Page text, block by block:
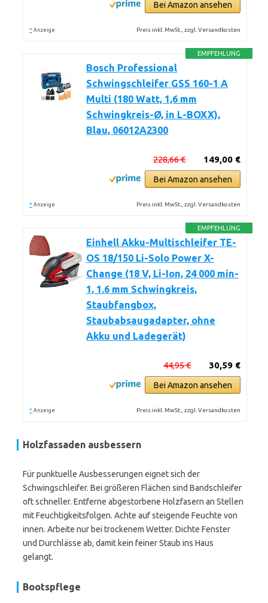
Bei Amazon ansehen
* Anzeige Preis inkl. MwSt., zzgl. Versandkosten
EMPFEHLUNG
Bosch Professional
Schwingschleifer GSS 160-1 A
Multi (180 Watt, 1,6 mm
Schwingkreis-Ø, in L-BOXX),
Blau, 06012A2300
149,00 €
228,66 €
Bei Amazon ansehen
* Anzeige Preis inkl. MwSt., zzgl. Versandkosten
EMPFEHLUNG
Einhell Akku-Multischleifer TE-
OS 18/150 Li-Solo Power X-
Change (18 V, Li-Ion, 24 000 min-
1, 1.6 mm Schwingkreis,
Staubfangbox,
Staubabsaugadapter, ohne
Akku und Ladegerät)
30,59 €
44,95 €
Bei Amazon ansehen
* Anzeige Preis inkl. MwSt., zzgl. Versandkosten
Holzfassaden ausbessern
Für punktuelle Ausbesserungen eignet sich der
Schwingschleifer. Bei größeren Flächen sind Bandschleifer
oft schneller. Entferne abgestorbene Holzfasern an Stellen
mit Feuchtigkeitsfolgen. Achte auf steigende Feuchte von
innen. Arbeite nur bei trockenem Wetter. Dichte Fenster
und Durchlässe ab, damit kein feiner Staub ins Haus
gelangt.
Bootspflege